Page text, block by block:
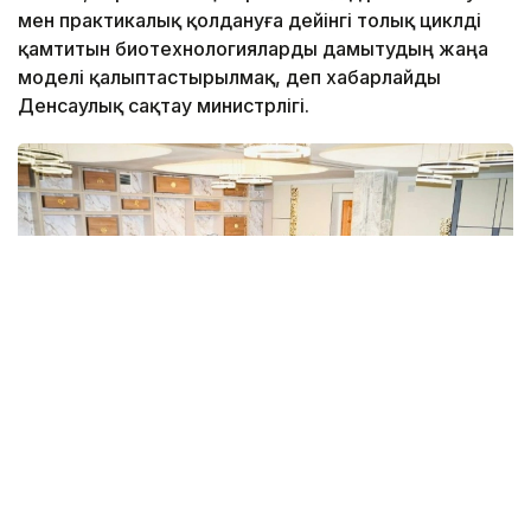
мен практикалық қолдануға дейінгі толық циклді
қамтитын биотехнологияларды дамытудың жаңа
моделі қалыптастырылмақ, деп хабарлайды
Денсаулық сақтау министрлігі.